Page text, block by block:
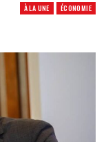
À LA UNE ÉCONOMIE